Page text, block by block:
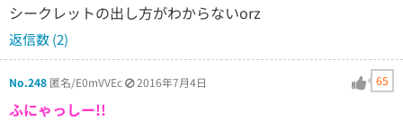
シークレットの出し方がわからないorz
返信数 (2)
No.248 匿名/E0mVVEc 2016年7月4日 65
ふにゃっしー!!